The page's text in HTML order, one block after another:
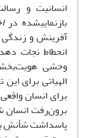
انسانیت و
بازنمایی­شده در
آفرینش و زندگی
انحطاط نجات
وحشی
الهیاتی برای
برای انسان
برون‌رفت انسان
پاسداشت شأنش